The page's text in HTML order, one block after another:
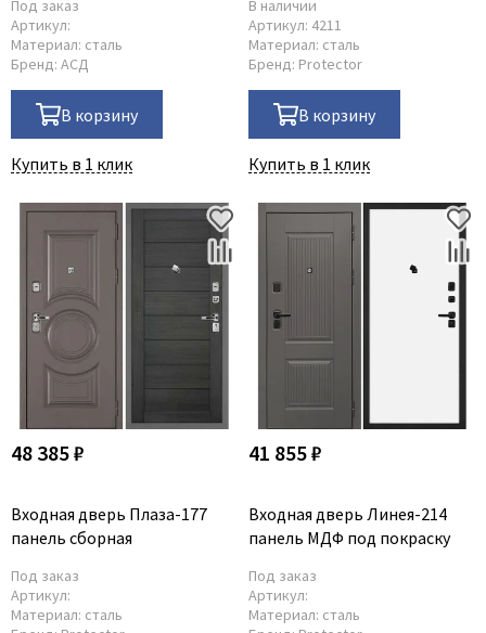
Под заказ
Артикул:
Материал: сталь
Бренд: АСД
В корзину
Купить в 1 клик
В наличии
Артикул: 4211
Материал: сталь
Бренд: Protector
В корзину
Купить в 1 клик
48 385 ₽
Входная дверь Плаза-177
панель сборная
Под заказ
Артикул:
Материал: сталь
41 855 ₽
Входная дверь Линея-214
панель МДФ под покраску
Под заказ
Артикул:
Материал: сталь